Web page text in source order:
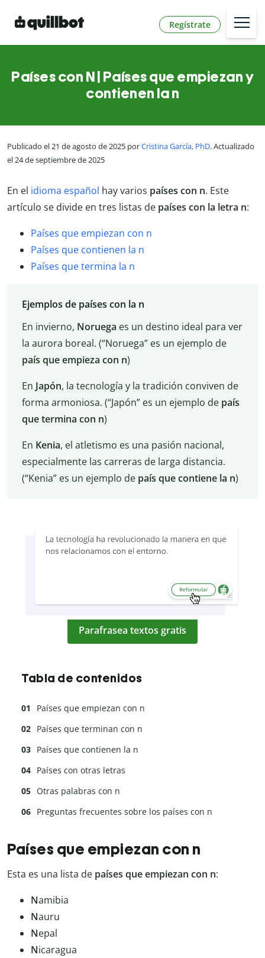
Regístrate
Países con N | Países que empiezan y
contienen la n
Publicado el 21 de agosto de 2025 porCristina García, PhD. Actualizado
el 24 de septiembre de 2025
En el idioma español hay varios países con n. Este
artículo se divide en tres listas de países con la letra n:
Países que empiezan con n
Países que contienen la n
Países que termina la n
Ejemplos de países con la n
En invierno, Noruega es un destino ideal para ver
la aurora boreal. (“Noruega” es un ejemplo de
país que empieza con n)
En Japón, la tecnología y la tradición conviven de
forma armoniosa. (“Japón” es un ejemplo de país
que termina con n)
En Kenia, el atletismo es una pasión nacional,
especialmente las carreras de larga distancia.
(“Kenia” es un ejemplo de país que contiene la n)
Parafrasea textos gratis
Tabla de contenidos
Países que empiezan con n
Países que terminan con n
Países que contienen la n
Países con otras letras
Otras palabras con n
Preguntas frecuentes sobre los países con n
Países que empiezan con n
Esta es una lista de países que empiezan con n:
Namibia
Nauru
Nepal
Nicaragua